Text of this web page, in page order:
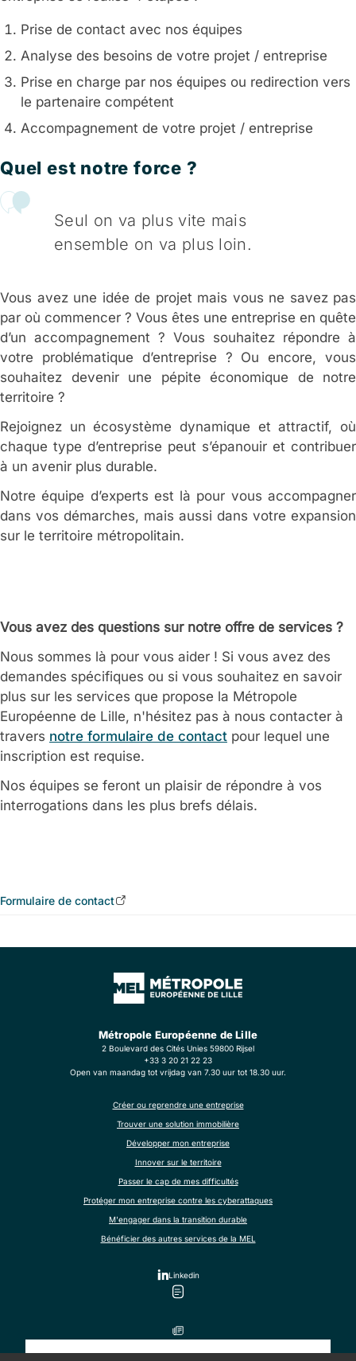
Prise de contact avec nos équipes
Analyse des besoins de votre projet / entreprise
Prise en charge par nos équipes ou redirection vers
le partenaire compétent
Accompagnement de votre projet / entreprise
Quel est notre force ?
Seul on va plus vite mais
ensemble on va plus loin.
Vous avez une idée de projet mais vous ne savez pas
par où commencer ? Vous êtes une entreprise en quête
d’un accompagnement ? Vous souhaitez répondre à
votre problématique d’entreprise ? Ou encore, vous
souhaitez devenir une pépite économique de notre
territoire ?
Rejoignez un écosystème dynamique et attractif, où
chaque type d’entreprise peut s’épanouir et contribuer
à un avenir plus durable.
Notre équipe d’experts est là pour vous accompagner
dans vos démarches, mais aussi dans votre expansion
sur le territoire métropolitain.
Vous avez des questions sur notre offre de services ?
Nous sommes là pour vous aider ! Si vous avez des
demandes spécifiques ou si vous souhaitez en savoir
plus sur les services que propose la Métropole
Européenne de Lille, n'hésitez pas à nous contacter à
travers notre formulaire de contact pour lequel une
inscription est requise.
Nos équipes se feront un plaisir de répondre à vos
interrogations dans les plus brefs délais.
Formulaire de contact
Métropole Européenne de Lille
2 Boulevard des Cités Unies 59800 Rijsel
+33 3 20 21 22 23
Open van maandag tot vrijdag van 7.30 uur tot 18.30 uur.
Créer ou reprendre une entreprise
Trouver une solution immobilière
Développer mon entreprise
Innover sur le territoire
Passer le cap de mes difficultés
Protéger mon entreprise contre les cyberattaques
M'engager dans la transition durable
Bénéficier des autres services de la MEL
Linkedin